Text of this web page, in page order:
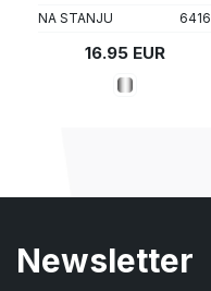
NA STANJU 6416
16.95 EUR
Newsletter